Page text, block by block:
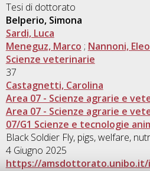
Tesi di dottorato
Belperio, Simona
Sardi, Luca
Meneguz, Marco ; Nannoni,
Scienze veterinarie
37
Castagnetti, Carolina
Area 07 - Scienze agrarie e
Area 07 - Scienze agrarie e
07/G1 Scienze e tecnologie
Black Soldier Fly, pigs, welfare,
4 Giugno 2025
https://amsdottorato.unibo.it/